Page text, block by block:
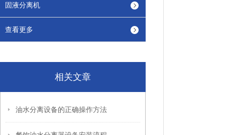
固液分离机
查看更多
相关文章
油水分离设备的正确操作方法